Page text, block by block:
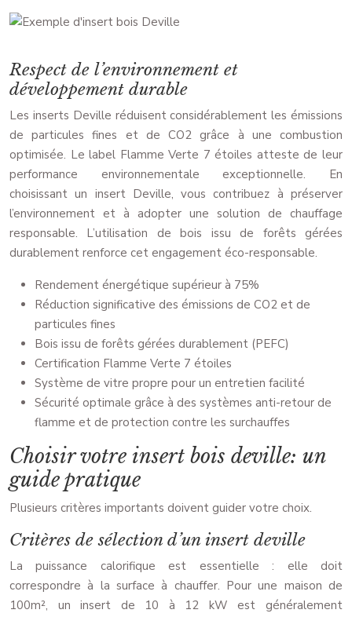
Respect de l’environnement et
développement durable
Les inserts Deville réduisent considérablement les émissions
de particules fines et de CO2 grâce à une combustion
optimisée. Le label Flamme Verte 7 étoiles atteste de leur
performance environnementale exceptionnelle. En
choisissant un insert Deville, vous contribuez à préserver
l’environnement et à adopter une solution de chauffage
responsable. L’utilisation de bois issu de forêts gérées
durablement renforce cet engagement éco-responsable.
Rendement énergétique supérieur à 75%
Réduction significative des émissions de CO2 et de
particules fines
Bois issu de forêts gérées durablement (PEFC)
Certification Flamme Verte 7 étoiles
Système de vitre propre pour un entretien facilité
Sécurité optimale grâce à des systèmes anti-retour de
flamme et de protection contre les surchauffes
Choisir votre insert bois deville: un
guide pratique
Plusieurs critères importants doivent guider votre choix.
Critères de sélection d’un insert deville
La puissance calorifique est essentielle : elle doit
correspondre à la surface à chauffer. Pour une maison de
100m², un insert de 10 à 12 kW est généralement